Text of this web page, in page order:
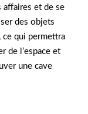
affaires et de se
des objets
ce qui permettra
de l’espace et
une cave